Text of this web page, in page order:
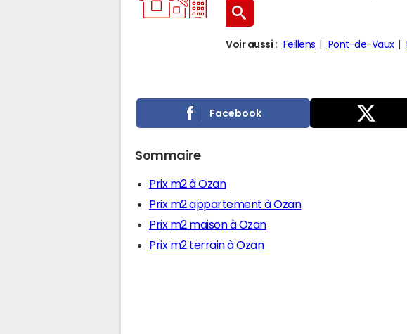
Voir aussi : Feillens Pont-de-Vaux
Facebook
Sommaire
Prix m2 à Ozan
Prix m2 appartement à Ozan
Prix m2 maison à Ozan
Prix m2 terrain à Ozan